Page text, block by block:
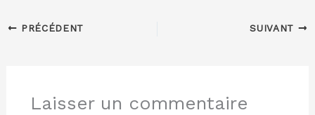
PRÉCÉDENT SUIVANT
Laisser un commentaire